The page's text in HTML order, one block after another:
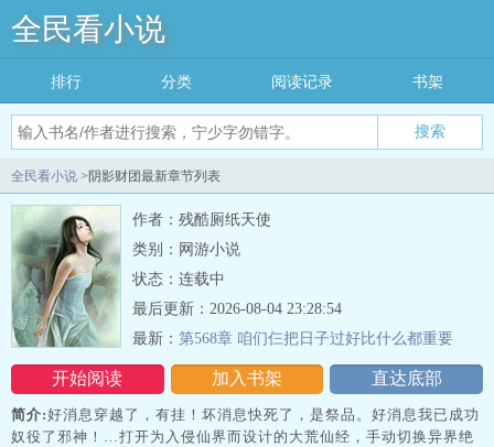
全民看小说
搜索
排行 分类 阅读记录 书架
全民看小说 >阴影财团最新章节列表
作者：残酷厕纸天使
类别：网游小说
状态：连载中
开始阅读 加入书架 直达底部
最后更新：2026-08-04 23:28:54
最新： 第568章 咱们仨把日子过好比什么都重要
简介:好消息穿越了，有挂！坏消息快死了，是祭品。好消息我已成功
奴役了邪神！…打开为入侵仙界而设计的大荒仙经，手动切换异界绝